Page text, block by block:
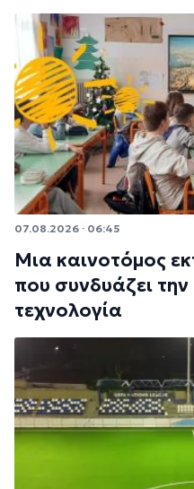
07.08.2026 · 06:45
Μια καινοτόμος
που συνδυάζει την
τεχνολογία